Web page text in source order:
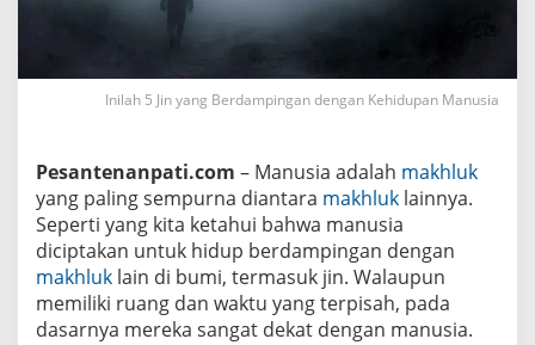
n
d
a
n
K
h
i
d
u
p
a
Inilah 5 Jin yang Berdampingan dengan Kehidupan Manusia
Pesantenanpati.com – Manusia adalah makhluk
yang paling sempurna diantara makhluk lainnya.
Seperti yang kita ketahui bahwa manusia
diciptakan untuk hidup berdampingan dengan
makhluk lain di bumi, termasuk jin. Walaupun
memiliki ruang dan waktu yang terpisah, pada
dasarnya mereka sangat dekat dengan manusia.